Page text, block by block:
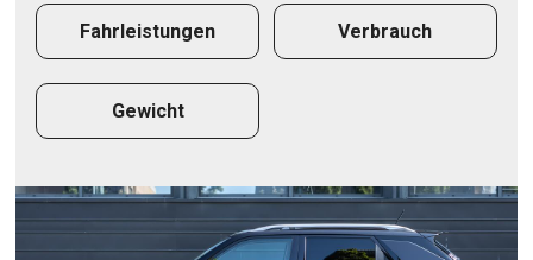
Fahrleistungen Verbrauch
Gewicht